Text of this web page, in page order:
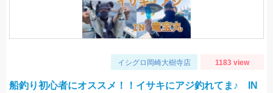
イシグロ岡崎大樹寺店 1183 view
船釣り初心者にオススメ！！イサキにアジ釣れてま♪ IN